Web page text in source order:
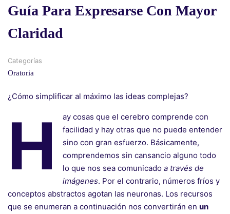
Guía Para Expresarse Con Mayor
Claridad
Categorías
Oratoria
¿Cómo simplificar al máximo las ideas complejas?
H
ay cosas que el cerebro comprende con
facilidad y hay otras que no puede entender
sino con gran esfuerzo. Básicamente,
comprendemos sin cansancio alguno todo
lo que nos sea comunicado a través de
imágenes. Por el contrario, números fríos y
conceptos abstractos agotan las neuronas. Los recursos
que se enumeran a continuación nos convertirán en un